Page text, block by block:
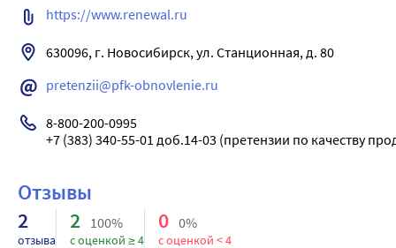
https://www.renewal.ru
630096, г. Новосибирск, ул. Станционная, д. 80
pretenzii@pfk-obnovlenie.ru
8-800-200-0995
+7 (383) 340-55-01 доб.14-03 (претензии по качеству
Отзывы
2
отзыва
2 100%
с оценкой ≥ 4
0 0%
с оценкой < 4